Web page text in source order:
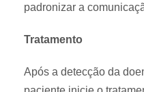
padronizar a
Tratamento
Após a detecção da